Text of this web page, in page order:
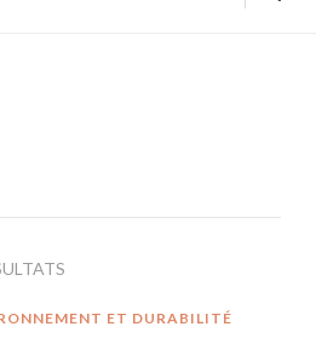
ET DURABILITÉ